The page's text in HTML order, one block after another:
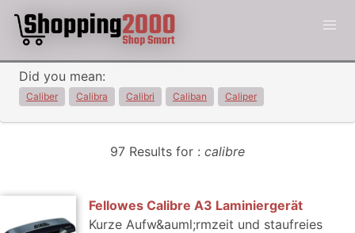
Did you mean:
Caliber Calibra Calibri Caliban Caliper
97 Results for : calibre
Fellowes Calibre A3 Laminiergerät
Kurze Aufw&auml;rmzeit und staufreies